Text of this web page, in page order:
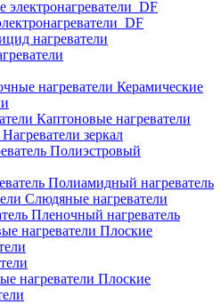
нагреватели
Керамические
Каптоновые нагреватели
Нагреватели зеркал
Полиэстровый
Полиамидный нагреватель
Слюдяные нагреватели
Пленочный нагреватель
Плоские
Плоские